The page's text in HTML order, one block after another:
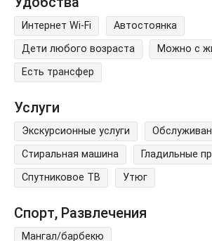
Интернет Wi-Fi
Автостоянка
Дети любого возраста
Можно с
Есть трансфер
Услуги
Экскурсионные услуги
Стиральная машина
Гладильные
Спутниковое ТВ
Утюг
Спорт, Развлечения
Мангал/барбекю